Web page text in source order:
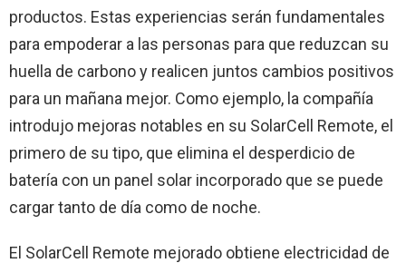
productos. Estas experiencias serán fundamentales
para empoderar a las personas para que reduzcan su
huella de carbono y realicen juntos cambios positivos
para un mañana mejor. Como ejemplo, la compañía
introdujo mejoras notables en su SolarCell Remote, el
primero de su tipo, que elimina el desperdicio de
batería con un panel solar incorporado que se puede
cargar tanto de día como de noche.
El SolarCell Remote mejorado obtiene electricidad de